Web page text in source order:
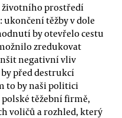
životního prostředí
těžby v dole
by otevřelo cestu
zredukovat
negativní vliv
před destrukcí
to by naši politici
těžební firmě,
voličů a rozhled, který